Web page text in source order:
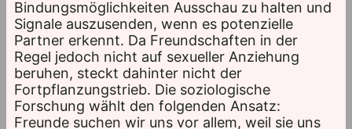
Bindungsmöglichkeiten Ausschau zu halten und
Signale auszusenden, wenn es potenzielle
Partner erkennt. Da Freundschaften in der
Regel jedoch nicht auf sexueller Anziehung
beruhen, steckt dahinter nicht der
Fortpflanzungstrieb. Die soziologische
Forschung wählt den folgenden Ansatz:
Freunde suchen wir uns vor allem, weil sie uns